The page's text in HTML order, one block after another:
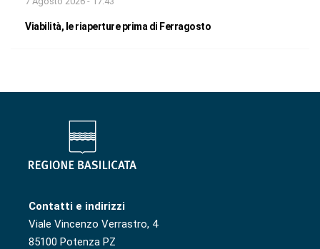
Viabilità, le riaperture prima di Ferragosto
Contatti e indirizzi
Viale Vincenzo Verrastro, 4
85100 Potenza PZ